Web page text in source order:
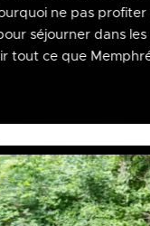
ne pas profiter
séjourner dans
tout ce que